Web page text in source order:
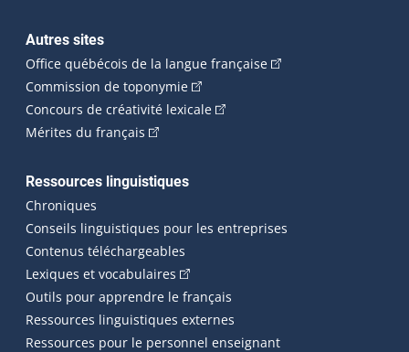
Autres sites
Office québécois de la langue française(Cet hyperlien
Commission de toponymie(Cet hyperlien externe s'ouvrira
Concours de créativité lexicale(Cet hyperlien externe
Mérites du français (Cet hyperlien externe s'ouvrira dans une
Ressources linguistiques
Chroniques
Conseils linguistiques pour les entreprises
Contenus téléchargeables
Lexiques et vocabulaires (Cet hyperlien externe s'ouvrira
Outils pour apprendre le français
Ressources linguistiques externes
Ressources pour le personnel enseignant